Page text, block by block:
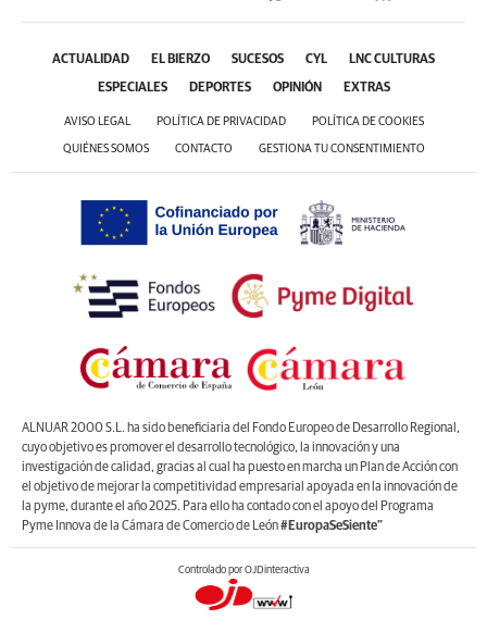
ACTUALIDAD EL BIERZO SUCESOS CYL LNC CULTURAS
ESPECIALES DEPORTES OPINIÓN EXTRAS
AVISO LEGAL POLÍTICA DE PRIVACIDAD POLÍTICA DE COOKIES
QUIÉNES SOMOS CONTACTO GESTIONA TU CONSENTIMIENTO
ALNUAR 2000 S.L. ha sido beneficiaria del Fondo Europeo de Desarrollo Regional,
cuyo objetivo es promover el desarrollo tecnológico, la innovación y una
investigación de calidad, gracias al cual ha puesto en marcha un Plan de Acción con
el objetivo de mejorar la competitividad empresarial apoyada en la innovación de
la pyme, durante el año 2025. Para ello ha contado con el apoyo del Programa
Pyme Innova de la Cámara de Comercio de León#EuropaSeSiente”
Controlado por OJDinteractiva